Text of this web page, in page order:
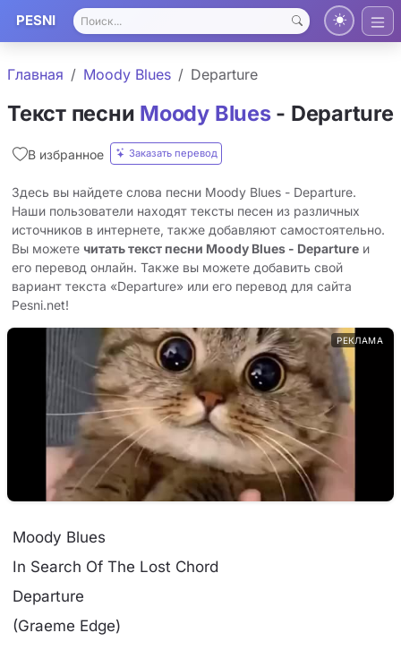
PESNI
Главная Moody Blues Departure
Текст песни Moody Blues- Departure
В избранное Заказать перевод
Здесь вы найдете слова песни Moody Blues - Departure.
Наши пользователи находят тексты песен из различных
источников в интернете, также добавляют самостоятельно.
Вы можете читать текст песни Moody Blues - Departure и
его перевод онлайн. Также вы можете добавить свой
вариант текста «Departure» или его перевод для сайта
Pesni.net!
РЕКЛАМА
Moody Blues
In Search Of The Lost Chord
Departure
(Graeme Edge)